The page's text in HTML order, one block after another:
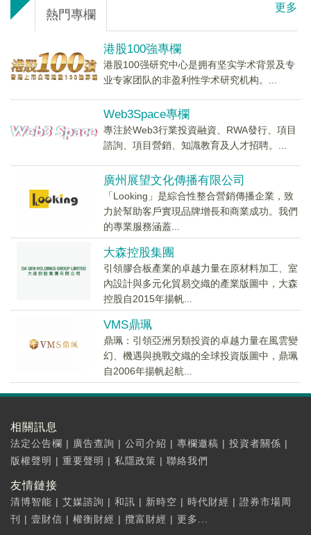
更多
熱門專欄
港股100強專欄
港股100强研究中心是拥有坚实学术背景及专
业专家团队的非盈利性学术研究机构。...
Web3Space專欄
專注於Web3行業投資融資、RWA發行、項目
諮詢、項目營銷、知識教育及人才招聘。...
廣州展望文化傳播有限公司
「Looking」是綜合性整合營銷傳播企業，致
力於幫助客戶實現品牌增長和商業成功。我們
的專業服務涵蓋...
大森控股集團
引領膠合板產業的卓越力量在原材料加工、室
內設計與多元化貿易交織的產業版圖中，大森
控股自2015年揚帆...
VMS鼎珮
鼎珮：引領亞洲另類投資的卓越力量在風雲變
幻、機遇與挑戰交織的全球投資版圖中，鼎珮
自2006年揚帆起航...
相關訊息
法定公告欄 | 廣告查詢 | 公司介紹 | 專欄邀稿 | 投資者關係 |
版權聲明 | 重要聲明 | 私隱政策 | 聯絡我們
友情鏈接
清博智能 | 艾媒諮詢 | 和訊 | 新時空 | 時代財經 | 證券市場周
刊
| 壹財信 | 權衡財經 | 攬富財經 | 更多...